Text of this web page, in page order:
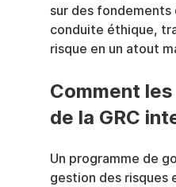
sur des
conduite éthique,
risque en un atout
Comment
de la GRC
Un programme de
gestion des risques